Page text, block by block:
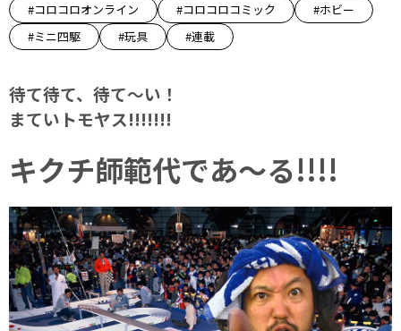
#コロコロオンライン
#コロコロコミック
#ホビー
#ミニ四駆
#玩具 #連載
待て待て、待て〜い！
まていトモヤス!!!!!!!
キクチ師範代であ〜る!!!!